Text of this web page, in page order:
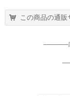
この商品の通販